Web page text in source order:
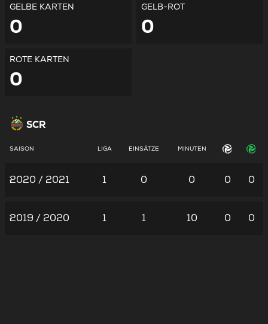
GELBE KARTEN
0
GELB-ROT
0
ROTE KARTEN
0
SCR
SAISON LIGA EINSÄTZE MINUTEN
2020 / 2021 1 0 0 0 0
2019 / 2020 1 1 10 0 0